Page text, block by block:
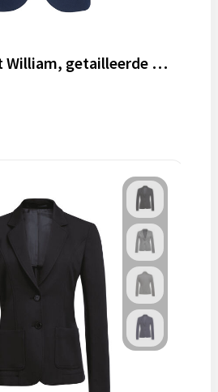
Heren Colbert William, getailleerde snit